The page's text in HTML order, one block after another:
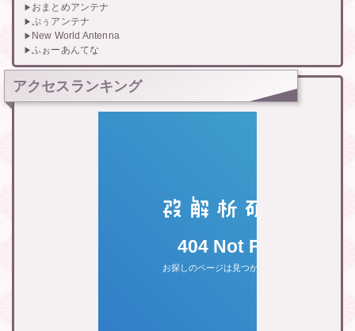
おまとめアンテナ
ぷぅアンテナ
New World Antenna
ふぉーあんてな
アクセスランキング